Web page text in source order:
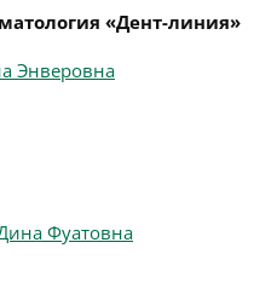
«Дент-линия»
Энверовна
Фуатовна